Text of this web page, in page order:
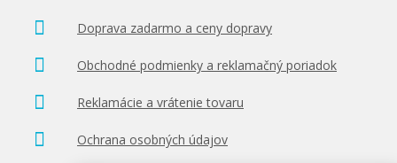
130,90 €
Doprava zadarmo a ceny dopravy
Obchodné podmienky a reklamačný poriadok
Reklamácie a vrátenie tovaru
Ochrana osobných údajov